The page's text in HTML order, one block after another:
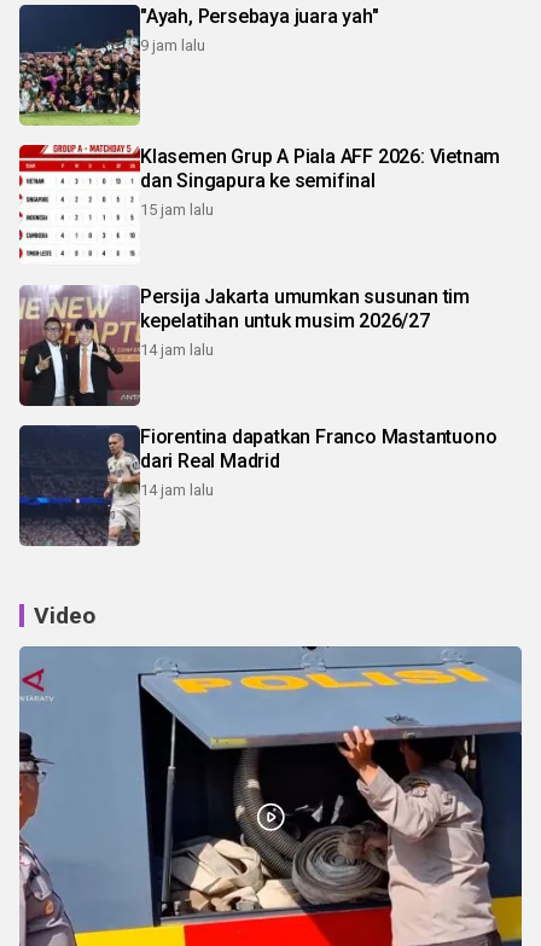
"Ayah, Persebaya juara yah"
9 jam lalu
Klasemen Grup A Piala AFF 2026: Vietnam
dan Singapura ke semifinal
15 jam lalu
Persija Jakarta umumkan susunan tim
kepelatihan untuk musim 2026/27
14 jam lalu
Fiorentina dapatkan Franco Mastantuono
dari Real Madrid
14 jam lalu
Video